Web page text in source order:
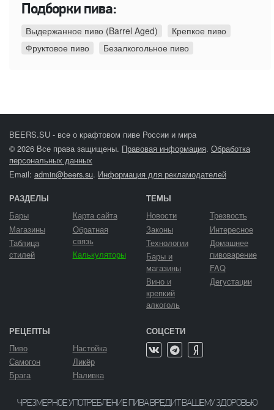
Подборки пива:
Выдержанное пиво (Barrel Aged)
Крепкое пиво
Фруктовое пиво
Безалкогольное пиво
BEERS.SU - все о крафтовом пиве России и мира
© 2026 Все права защищены. Правовая информация. Обработка
персональных данных
Email: admin@beers.su. Информация для рекламодателей
РАЗДЕЛЫ
Бары
Магазины
Таблица
стилей
Карта сайта
Обратная
связь
Калькуляторы
ТЕМЫ
Новости
Законы
Технологии
Бары и
магазины
Вино и
крепкий
алкоголь
Трезвость
Интересное
Домашнее
пивоварение
FAQ
Дегустации
РЕЦЕПТЫ
Пиво
Самогон
Брага
Настойка
Ликёр
Наливка
СОЦСЕТИ
ЧРЕЗМЕРНОЕ УПОТРЕБЛЕНИЕ ПИВА ВРЕДИТ ВАШЕМУ ЗДОРОВЬЮ